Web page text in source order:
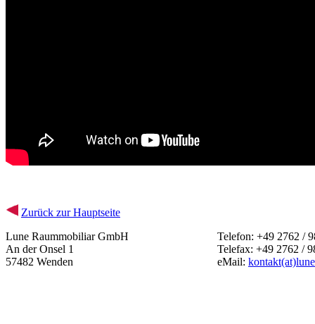
Zurück zur Hauptseite
Lune Raummobiliar GmbH
Telefon: +49 2762 /
An der Onsel 1
Telefax: +49 2762 /
57482 Wenden
eMail: